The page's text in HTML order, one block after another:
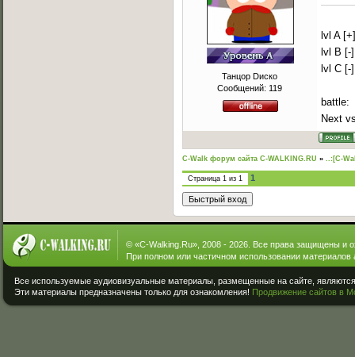
Танцор Dиско
Сообщений: 119
lvl A [+]
lvl B [-]
lvl C [-]
battle:
Next
C-Walk форум сайта C-WALKING.RU » ..:[C-
Страница 1 из 1 1
© «C-Walking.Ru», 2008 - 2026. Все права защищены и
При полном или частичном использовании материалов
Все используемые аудиовизуальные материалы, размещенные на сайте,
Эти материалы предназначены только для ознакомления! Продвижение сайтов в